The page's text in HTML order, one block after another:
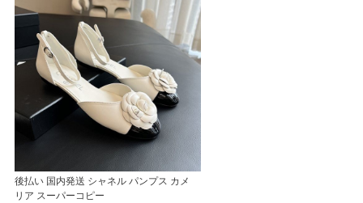
後払い 国内発送 シャネル パンプス カメ
リア スーパーコピー